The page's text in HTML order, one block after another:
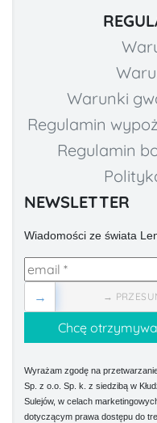
Warunki
Regulamin
Regulamin
NEWSLETTER
Wiadomości ze świata
→
→
Wyrażam zgodę na
Sp. z o.o. Sp. k. z siedzibą w
Sulejów, w celach
dotyczącym prawa dostępu do